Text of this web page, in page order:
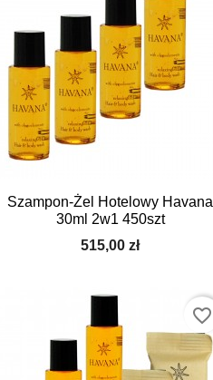
Szampon-Żel Hotelowy Havana
30ml 2w1 450szt
515,00 zł
Szybki podgląd
favorite_border